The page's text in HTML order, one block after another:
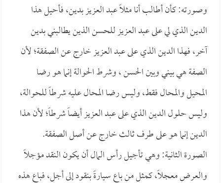
وصورته: كأن أطالب أنا مثلاً عبد العزيز بدين، فأحيل هذا
الدين الذي لي على عبد العزيز للحسن الذين يطالبني بدين
آخر، فهذا الدين الذي على عبد العزيز خارج عن الصفقة؛ لأن
الصفة هي بيني وبين الحسن ، وشرط الحوالة إنما هو رضا
المحيل والمحال فقط، وليس رضا المحال عليه شرطاً للحوالة،
وليس حلول الدين الذي على عبد العزيز أيضاً شرطاً؛ لأن هذا
الدين إنما هو على طرف ثالث خارج عن أصل الصفقة.
الصورة الثانية: وهي تأجيل رأس المال أن يكون النقد مؤجلاً
والعرض معجلاً، كمثل من باع سيارةً بنقود إلى أجل، فباع هذه